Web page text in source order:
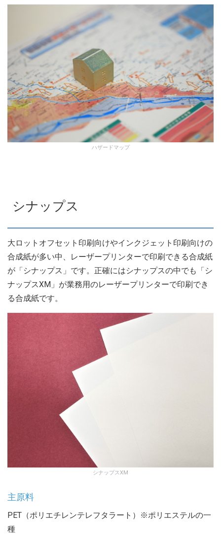
ハザードマップ
シナップス
大ロットオフセット印刷向けやインクジェット印刷向けの
合成紙が多い中、レーザープリンターで印刷できる合成紙
が「シナップス」です。正確にはシナップスの中でも「シ
ナップスXM」が業務用のレーザープリンターで印刷でき
る合成紙です。
シナップスXM
主原料
PET（ポリエチレンテレフタラート）※ポリエステルの一
種